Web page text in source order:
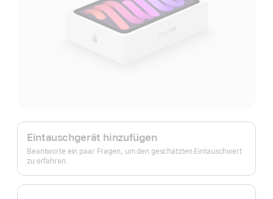
Apple
Trade In.
Eintauschgerät hinzufügen
Beantworte ein paar Fragen, um den geschätzten Eintauschwert
zu erfahren.